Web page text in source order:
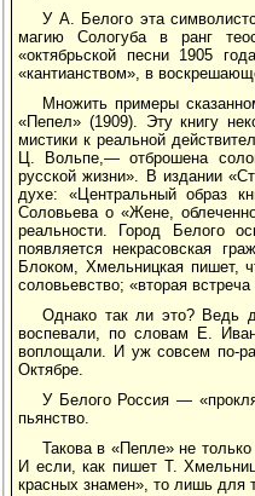
У А. Белого эта
магию Сологуба в ранг
«октябрьской песни 1905
«кантианством», в
Множить примеры
«Пепел» (1909). Эту книгу
мистики к реальной
Ц. Вольпе,— отброшена
русской жизни». В издании
духе: «Центральный образ
Соловьева о «Жене,
реальности. Город Белого
появляется некрасовская
Блоком, Хмельницкая пишет,
соловьевство; «вторая
Однако так ли это? Ведь
воспевали, по словам Е.
воплощали. И уж совсем по-
Октябре.
У Белого Россия —
пьянство.
Такова в «Пепле» не
И если, как пишет Т.
красных знамен», то лишь для